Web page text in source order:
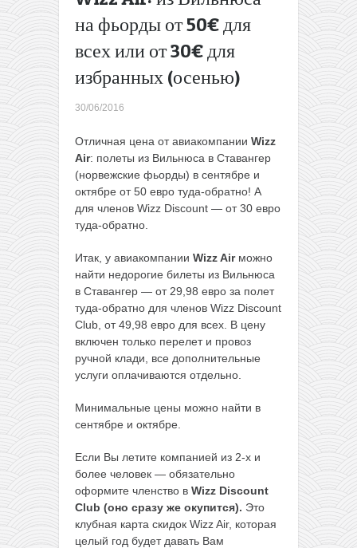
на фьорды от 50€ для
всех или от 30€ для
избранных (осенью)
30/06/2016
Отличная цена от авиакомпании Wizz
Air: полеты из Вильнюса в Ставангер
(норвежские фьорды) в сентябре и
октябре от 50 евро туда-обратно! А
для членов Wizz Discount — от 30 евро
туда-обратно.
Итак, у авиакомпании Wizz Airможно
найти недорогие билеты из Вильнюса
в Ставангер — от 29,98 евро за полет
туда-обратно для членов Wizz Discount
Club, от 49,98 евро для всех. В цену
включен только перелет и провоз
ручной клади, все дополнительные
услуги оплачиваются отдельно.
Минимальные цены можно найти в
сентябре и октябре.
Если Вы летите компанией из 2-х и
более человек — обязательно
оформите членство в Wizz Discount
Club (оно сразу же окупится). Это
клубная карта скидок Wizz Air, которая
целый год будет давать Вам